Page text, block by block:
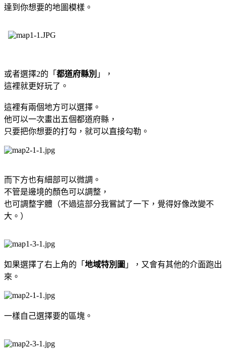
達到你想要的地圖模樣。
或者選擇2的「 都道府縣別 」，
這裡就更好玩了。
這裡有兩個地方可以選擇。
他可以一次畫出五個都道府縣，
只要把你想要的打勾，就可以直接勾勒。
而下方也有細部可以微調。
不管是邊境的顏色可以調整，
也可調整字體（不過這部分我嘗試了一下，覺得好像改變不
大。）
如果選擇了右上角的「 地域特別圖 」，又會有其他的介面跑出
來。
一樣自己選擇要的區塊。